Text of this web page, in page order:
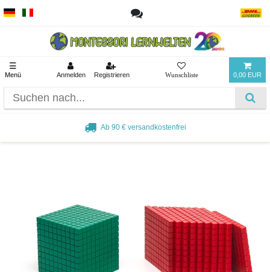
☰
Menü Anmelden Registrieren 0,00 EUR
Ab 90 € versandkostenfrei